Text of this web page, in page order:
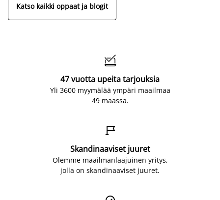
Katso kaikki oppaat ja blogit

47 vuotta upeita tarjouksia
Yli 3600 myymälää ympäri maailmaa
49 maassa.

Skandinaaviset juuret
Olemme maailmanlaajuinen yritys,
jolla on skandinaaviset juuret.